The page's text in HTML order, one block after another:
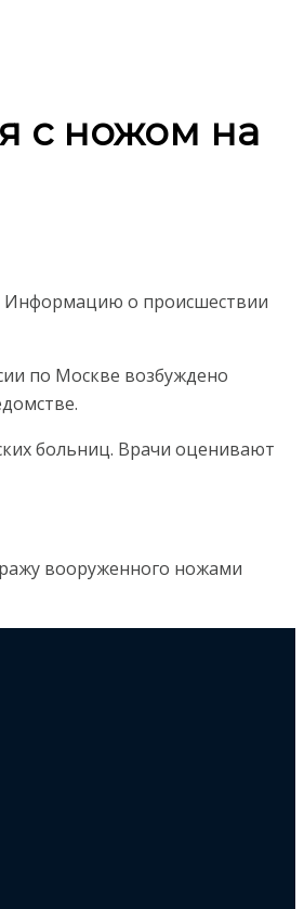
с ножом на
Информацию о происшествии
по Москве возбуждено
больниц. Врачи оценивают
вооруженного ножами